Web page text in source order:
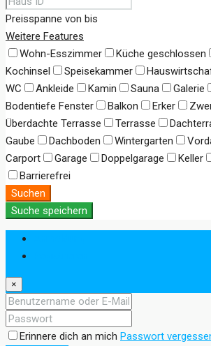
Preisspanne von bis
Weitere Features
Wohn-Esszimmer
Küche geschlossen
Kochinsel
Speisekammer
WC
Ankleide Kamin Sauna Galerie
Bodentiefe Fenster
Balkon Erker
Überdachte Terrasse
Terrasse
Gaube
Dachboden Wintergarten
Carport
Garage Doppelgarage Keller
Barrierefrei
Suchen
Suche speichern
×
Erinnere dich an mich Passwort